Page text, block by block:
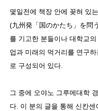
몇일전에 책장 안에 꽂혀 있
(九州発「国のかたち」を問
를 기고한 분들이나 대학교
업과 미래의 먹거리를 연구
로 구성되어 있다.
그 중에 오야노 그루메대학
다. 이 분의 글을 통해 신칸